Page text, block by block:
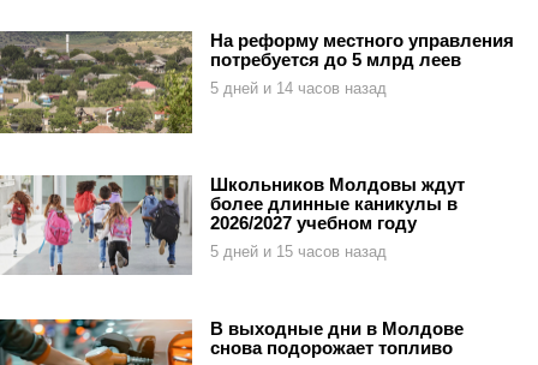
На реформу местного управления
потребуется до 5 млрд леев
5 дней и 14 часов назад
Школьников Молдовы ждут
более длинные каникулы в
2026/2027 учебном году
5 дней и 15 часов назад
В выходные дни в Молдове
снова подорожает топливо